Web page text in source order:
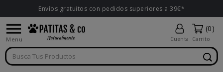
Envíos gratuitos con pedidos superiores a 39€*

Menu Cuenta
(0)
Carrito